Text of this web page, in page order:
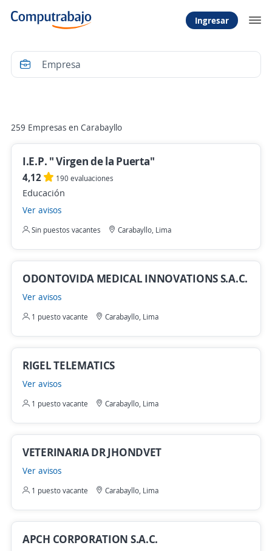
Ingresar
259 Empresas en Carabayllo
I.E.P. " Virgen de la Puerta"
4,12 190 evaluaciones
Educación
Ver avisos
Sin puestos vacantes Carabayllo, Lima
ODONTOVIDA MEDICAL INNOVATIONS S.A.C.
Ver avisos
1 puesto vacante Carabayllo, Lima
RIGEL TELEMATICS
Ver avisos
1 puesto vacante Carabayllo, Lima
VETERINARIA DR JHONDVET
Ver avisos
1 puesto vacante Carabayllo, Lima
APCH CORPORATION S.A.C.